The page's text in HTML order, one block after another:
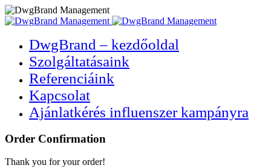
DwgBrand – kezdőoldal
Szolgáltatásaink
Referenciáink
Kapcsolat
Ajánlatkérés influenszer kampányra
Order Confirmation
Thank you for your order!